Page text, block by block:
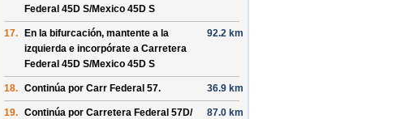
Federal 45D S/Mexico 45D S
17.
En la bifurcación, mantente a la
izquierda e incorpórate a Carretera
Federal 45D S/Mexico 45D S
92.2 km
18. Continúa por Carr Federal 57. 36.9 km
19. Continúa por Carretera Federal 57D/
87.0 km